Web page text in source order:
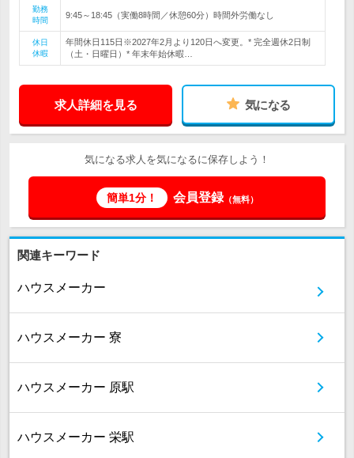
勤務
時間
9:45～18:45（実働8時間／休憩60分）時間外労働なし
休日
休暇
年間休日115日※2027年2月より120日へ変更。* 完全週休2日制
（土・日曜日）* 年末年始休暇…
求人詳細を見る 気になる
気になる求人を気になるに保存しよう！
簡単1分！ 会員登録（無料）
関連キーワード
ハウスメーカー
ハウスメーカー 寮
ハウスメーカー 原駅
ハウスメーカー 栄駅